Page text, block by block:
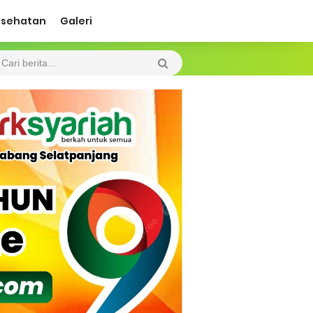
Galeri
Jadi Solusi.
Tambang Timah di Darat
Kemanusiaan
Ketenagakerjaan Diperkuat